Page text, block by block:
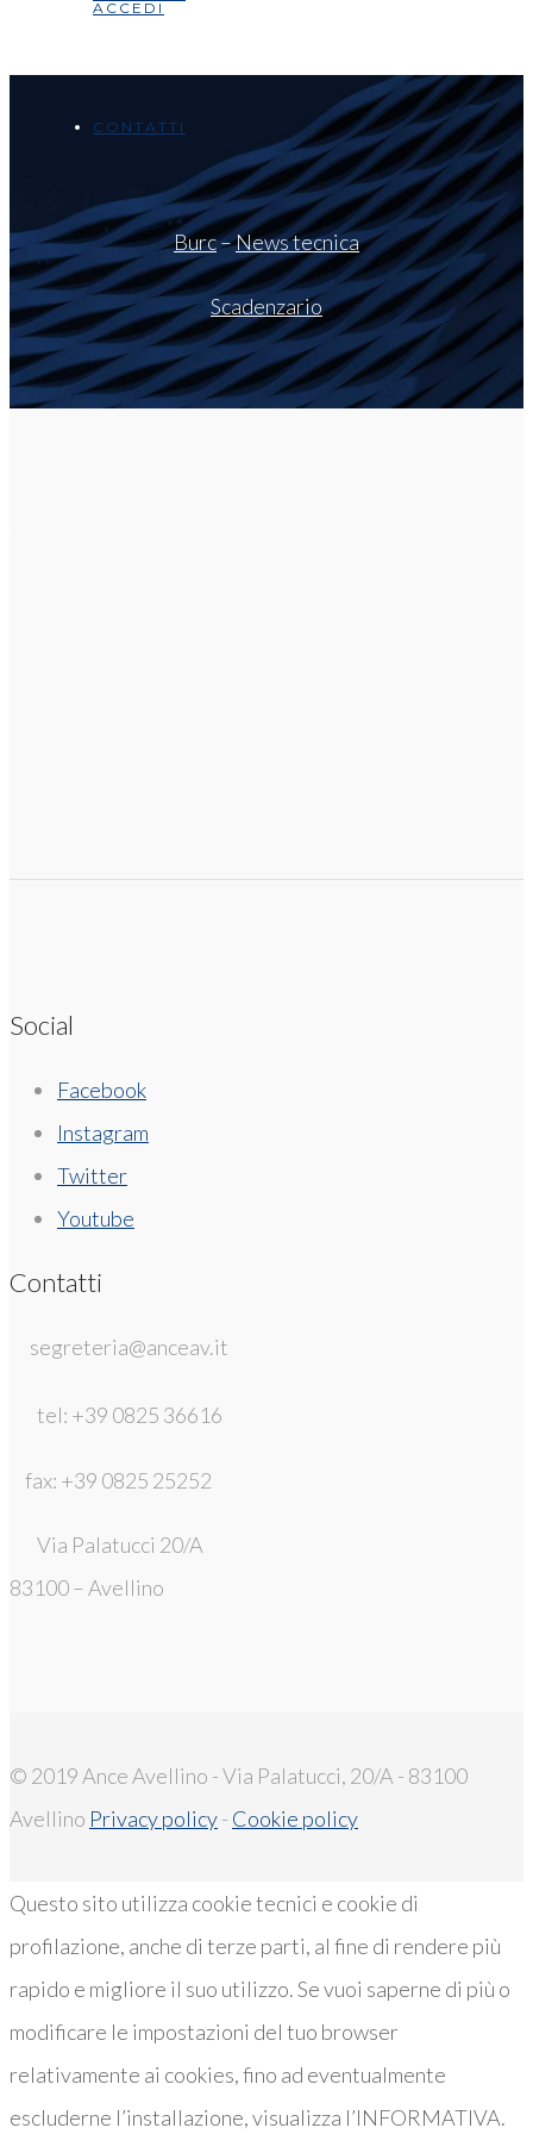
ACCEDI
CONTATTI
Burc–News tecnica
Scadenzario
Social
Facebook
Instagram
Twitter
Youtube
Contatti
segreteria@anceav.it
tel: +39 0825 36616
fax: +39 0825 25252
Via Palatucci 20/A
83100 – Avellino
© 2019 Ance Avellino - Via Palatucci, 20/A - 83100
Avellino Privacy policy- Cookie policy
Questo sito utilizza cookie tecnici e cookie di
profilazione, anche di terze parti, al fine di rendere più
rapido e migliore il suo utilizzo. Se vuoi saperne di più o
modificare le impostazioni del tuo browser
relativamente ai cookies, fino ad eventualmente
escluderne l’installazione, visualizza l’INFORMATIVA.